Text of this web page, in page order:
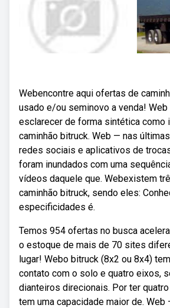
Webencontre aqui ofertas de
usado e/ou seminovo a venda!
esclarecer de forma sintética como
caminhão bitruck. Web — nas
redes sociais e aplicativos de
foram inundados com uma
vídeos daquele que. Webexistem
caminhão bitruck, sendo eles:
especificidades é.
Temos 954 ofertas no busca
o estoque de mais de 70 sites
lugar! Webo bitruck (8x2 ou 8x4)
contato com o solo e quatro eixos,
dianteiros direcionais. Por ter
tem uma capacidade maior de.